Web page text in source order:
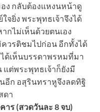
ง กลับต้องแหงนหน้าดู
จยิ่ง พระพุทธเจ้าจึงได้
กไม่เห็นด้วยตนเอง
วรติชมไปก่อน อีกทั้งได้
ด้เห็นบรรดาพรหมที่มา
แต่พระพุทธเจ้าก็ยังมี
อีก อสุรินทราหูจึงลดทิฐิ
ดา
ร (สวดวันละ 8 จบ)